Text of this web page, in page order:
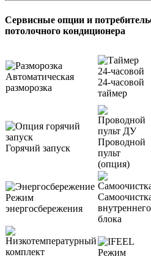
Сервисные опции и
потолочного кондиционера
Автоматическая
разморозка
24-часовой
таймер
Горячий запуск
Проводной
пульт
(опция)
Режим
энергосбережения
внутреннего
блока
Режим